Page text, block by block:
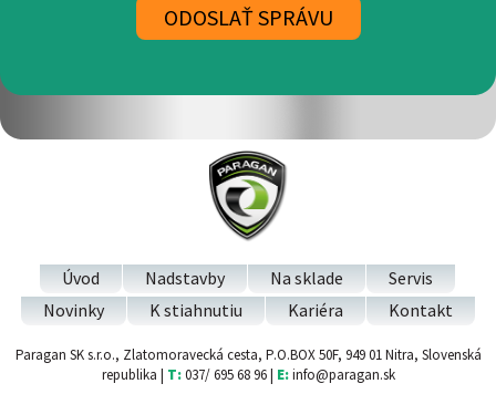
Úvod Nadstavby Na sklade
Servis
Novinky
K stiahnutiu Kariéra Kontakt
Paragan SK s.r.o., Zlatomoravecká cesta, P.O.BOX 50F, 949 01 Nitra, Slovenská
republika | T:037/ 695 68 96 | E:info@paragan.sk